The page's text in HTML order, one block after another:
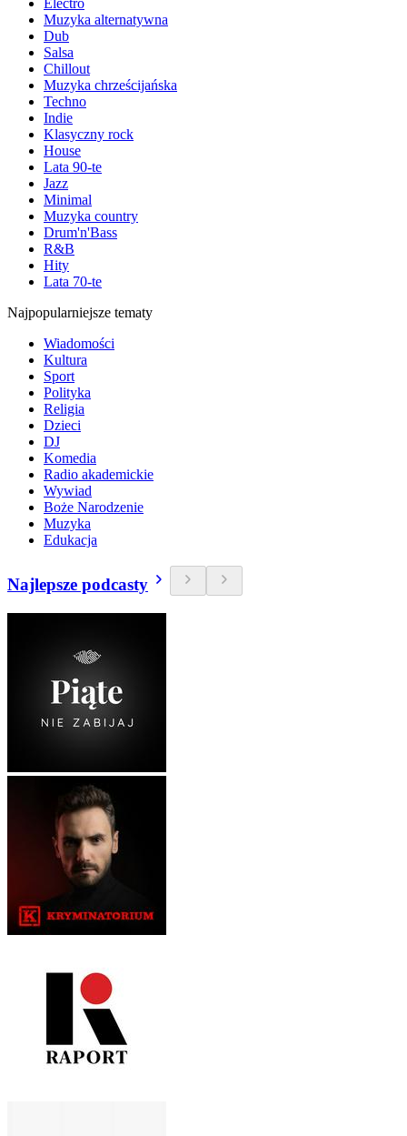
Electro
Muzyka alternatywna
Dub
Salsa
Chillout
Muzyka chrześcijańska
Techno
Indie
Klasyczny rock
House
Lata 90-te
Jazz
Minimal
Muzyka country
Drum'n'Bass
R&B
Hity
Lata 70-te
Najpopularniejsze tematy
Wiadomości
Kultura
Sport
Polityka
Religia
Dzieci
DJ
Komedia
Radio akademickie
Wywiad
Boże Narodzenie
Muzyka
Edukacja
Najlepsze podcasty